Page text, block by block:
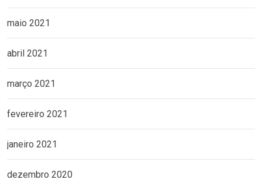
maio 2021
abril 2021
março 2021
fevereiro 2021
janeiro 2021
dezembro 2020